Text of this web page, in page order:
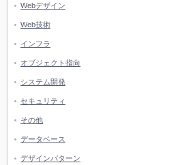
Webデザイン
Web技術
インフラ
オブジェクト指向
システム開発
セキュリティ
その他
データベース
デザインパターン